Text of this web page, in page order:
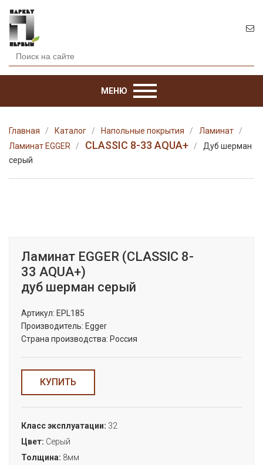
МЕНЮ
Главная Каталог Напольные покрытия
Ламинат
Ламинат EGGER
CLASSIC 8-33 AQUA+
Дуб шерман
серый
Ламинат EGGER (CLASSIC 8-
33 AQUA+)
дуб шерман серый
Артикул: EPL185
Производитель: Egger
Страна производства: Россия
КУПИТЬ
Класс эксплуатации: 32
Цвет: Серый
Толщина: 8мм